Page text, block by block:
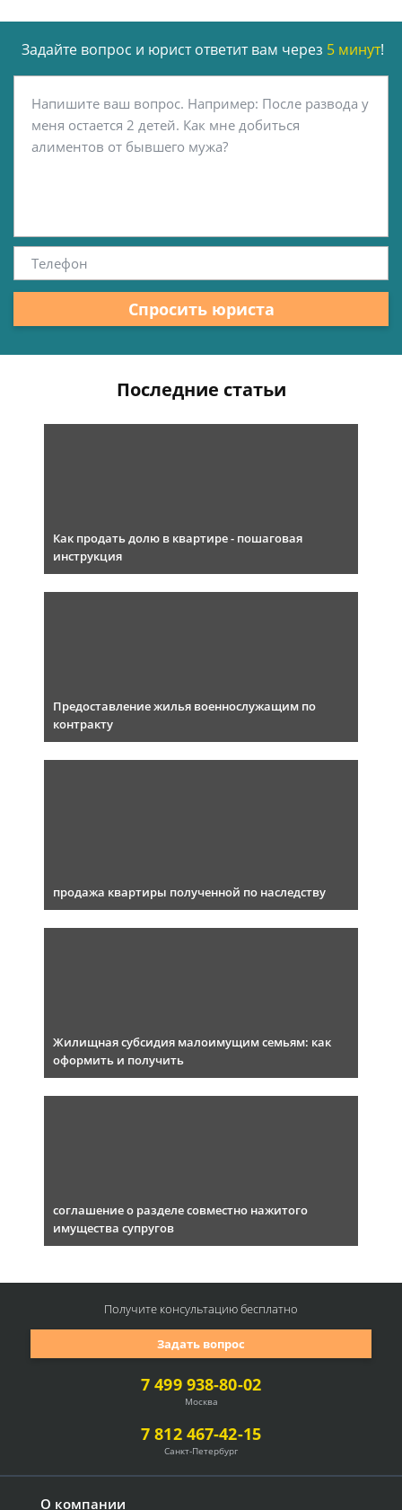
Задайте вопрос и юрист ответит вам через 5 минут!
Спросить юриста
Последние статьи
Как продать долю в квартире - пошаговая
инструкция
Предоставление жилья военнослужащим по
контракту
продажа квартиры полученной по наследству
Жилищная субсидия малоимущим семьям: как
оформить и получить
соглашение о разделе совместно нажитого
имущества супругов
О компании
7 499 938-80-02
Москва
7 812 467-42-15
Санкт-Петербург
Задать вопрос
Получите консультациюбесплатно